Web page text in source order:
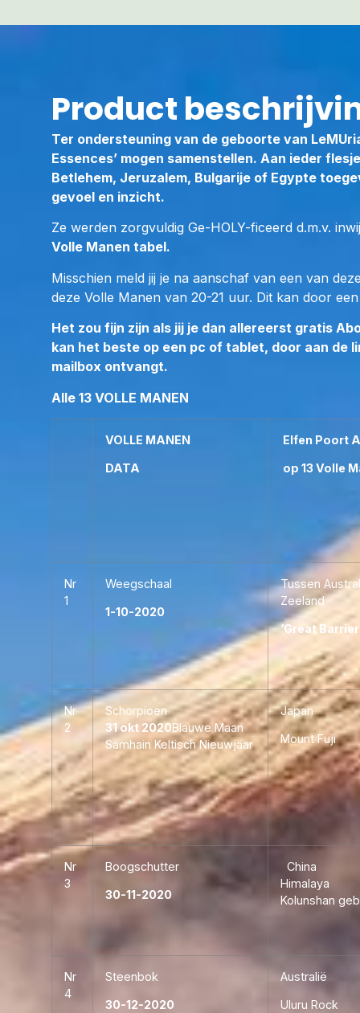
Product
Ter ondersteuning van de geboorte van
Essences’ mogen samenstellen. Aan ieder
Betlehem, Jeruzalem, Bulgarije of Egypte
gevoel en inzicht.
Ze werden zorgvuldig Ge-HOLY-ficeerd d.m.v.
Volle Manen tabel.
Misschien meld jij je na aanschaf van een van
deze Volle Manen van 20-21 uur. Dit kan door een
Het zou fijn zijn als jij je dan allereerst gratis
kan het beste op een pc of tablet, door aan de
mailbox ontvangt.
Alle 13 VOLLE MANEN
VOLLE MANEN
DATA
Elfen Poort
op 13 Volle
Nr
1
Weegschaal
1-10-2020
Tussen
Zeeland
‘Great
Nr
2
Schorpioen
31 okt 2020Blauwe Maan
Samhain Keltisch Nieuwjaar
Japan
Mount Fuji
Nr
3
Boogschutter
30-11-2020
China
Himalaya
Kolunshan
Nr
4
Steenbok
30-12-2020
Australië
Uluru Rock